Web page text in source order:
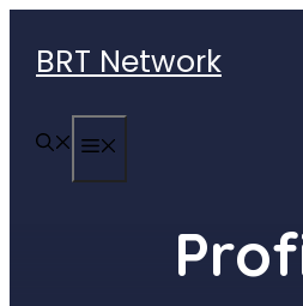
BRT Network